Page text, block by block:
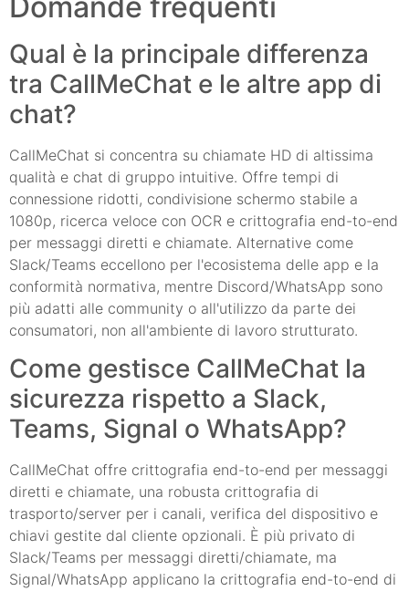
Qual è la principale differenza
tra CallMeChat e le altre app di
chat?
CallMeChat si concentra su chiamate HD di altissima
qualità e chat di gruppo intuitive. Offre tempi di
connessione ridotti, condivisione schermo stabile a
1080p, ricerca veloce con OCR e crittografia end-to-end
per messaggi diretti e chiamate. Alternative come
Slack/Teams eccellono per l'ecosistema delle app e la
conformità normativa, mentre Discord/WhatsApp sono
più adatti alle community o all'utilizzo da parte dei
consumatori, non all'ambiente di lavoro strutturato.
Come gestisce CallMeChat la
sicurezza rispetto a Slack,
Teams, Signal o WhatsApp?
CallMeChat offre crittografia end-to-end per messaggi
diretti e chiamate, una robusta crittografia di
trasporto/server per i canali, verifica del dispositivo e
chiavi gestite dal cliente opzionali. È più privato di
Slack/Teams per messaggi diretti/chiamate, ma
Signal/WhatsApp applicano la crittografia end-to-end di